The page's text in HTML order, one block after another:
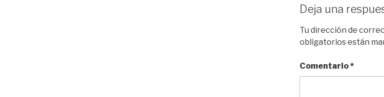
Deja una
Tu dirección de
obligatorios están
Comentario*